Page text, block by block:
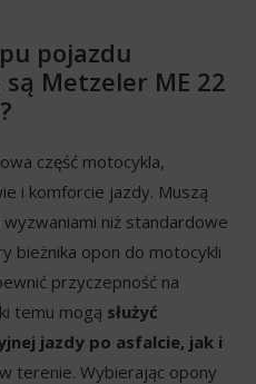
pojazdu
Metzeler ME 22
część motocykla,
i komforcie jazdy. Muszą
wyzwaniami niż standardowe
bieżnika opon do motocykli
przyczepność na
temu mogą służyć
jazdy po asfalcie, jak i
w terenie. Wybierając opony